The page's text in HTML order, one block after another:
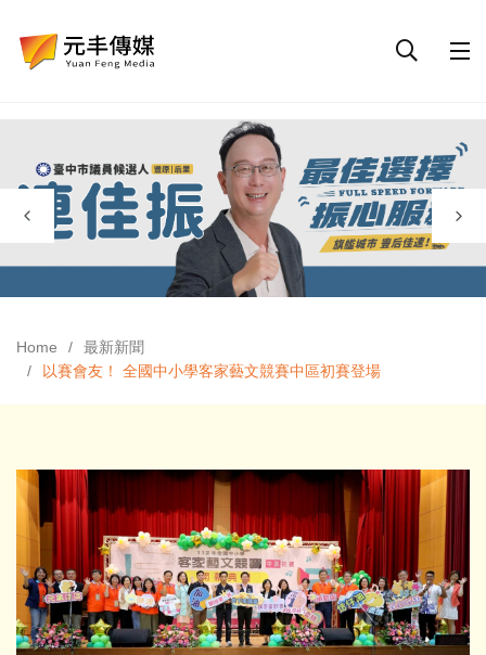
Home
最新新聞
以賽會友！ 全國中小學客家藝文競賽中區初賽登場